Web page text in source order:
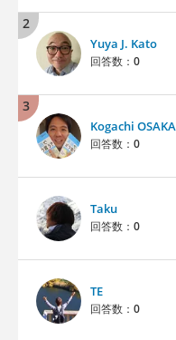
2
Yuya J. Kato
回答数： 0
3
Kogachi OSAKA
回答数： 0
Taku
回答数： 0
TE
回答数： 0